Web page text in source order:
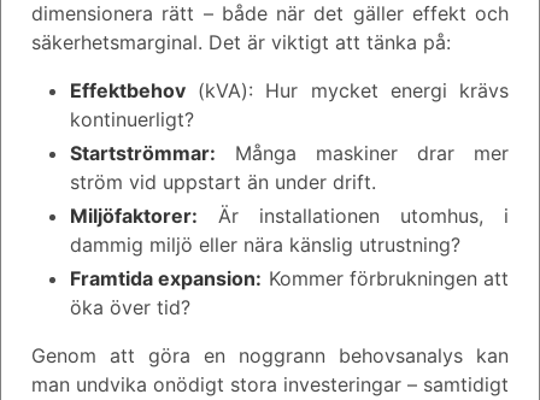
dimensionera rätt – både när det gäller effekt och
säkerhetsmarginal. Det är viktigt att tänka på:
Effektbehov (kVA): Hur mycket energi krävs
kontinuerligt?
Startströmmar: Många maskiner drar mer
ström vid uppstart än under drift.
Miljöfaktorer: Är installationen utomhus, i
dammig miljö eller nära känslig utrustning?
Framtida expansion: Kommer förbrukningen att
öka över tid?
Genom att göra en noggrann behovsanalys kan
man undvika onödigt stora investeringar – samtidigt